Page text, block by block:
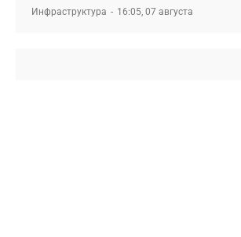
Инфраструктура 16:05, 07 августа